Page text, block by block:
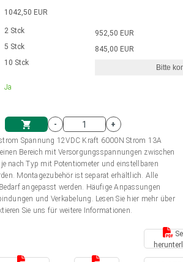
Serie
und internem
Controller
mit
und Bürsten
≤ 41Nm
mit
Elektrozylinder
Elektrozylinder
1042,50 EUR
2 Stck
5 Stck
10 Stck
Ja
952,50 EUR
845,00 EUR
Bitte
-
+
Spannung 12VDC Kraft 6000N Strom 13A
Bereich mit Versorgungsspannungen zwischen
nach Typ mit Potentiometer und einstellbaren
Montagezubehör ist separat erhältlich. Alle
angepasst werden. Häufige Anpassungen
und Verkabelung. Lesen Sie hier mehr über
Sie uns für weitere Informationen.